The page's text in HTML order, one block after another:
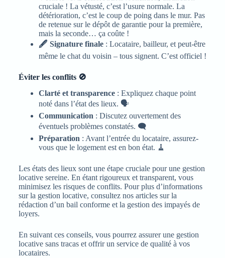
cruciale ! La vétusté, c’est l’usure normale. La
détérioration, c’est le coup de poing dans le mur. Pas
de retenue sur le dépôt de garantie pour la première,
mais la seconde… ça coûte !
🖋️ Signature finale: Locataire, bailleur, et peut-être
même le chat du voisin – tous signent. C’est officiel !
Éviter les conflits 🚫
Clarté et transparence: Expliquez chaque point
noté dans l’état des lieux. 🗣️
Communication : Discutez ouvertement des
éventuels problèmes constatés. 🗨️
Préparation : Avant l’entrée du locataire, assurez-
vous que le logement est en bon état. 🧹
Les états des lieux sont une étape cruciale pour une gestion
locative sereine. En étant rigoureux et transparent, vous
minimisez les risques de conflits. Pour plus d’informations
sur la gestion locative, consultez nos articles sur la
rédaction d’un bail conforme et la gestion des impayés de
loyers.
En suivant ces conseils, vous pourrez assurer une gestion
locative sans tracas et offrir un service de qualité à vos
locataires.